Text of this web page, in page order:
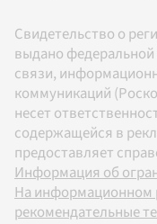
Свидетельство о
выдано
связи,
коммуникаций
несет
содержащейся в
предоставляет
Информация об
На информационном
рекомендательные